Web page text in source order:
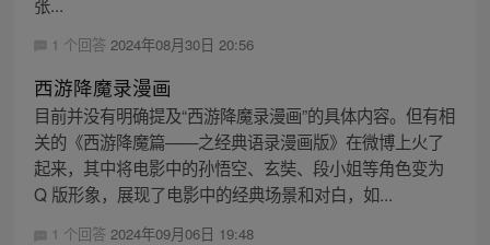
1 个回答 2024年08月30日 20:56
西游降魔录漫画
目前并没有明确提及“西游降魔录漫画”的具体内容。但有相
关的《西游降魔篇——之经典语录漫画版》在微博上火了
起来，其中将电影中的孙悟空、玄奘、段小姐等角色变为
Q 版形象，展现了电影中的经典场景和对白，如...
1 个回答 2024年09月06日 19:48